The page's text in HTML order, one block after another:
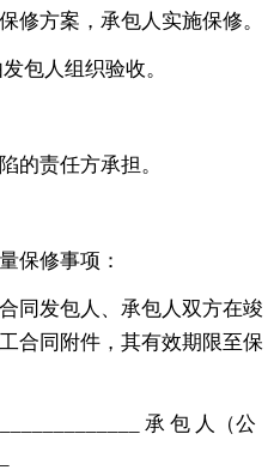
修方案，承包人实施保修。
包人组织验收。
的责任方承担。
保修事项：
同发包人、承包人双方在竣
合同附件，其有效期限至保
承 包 人（公